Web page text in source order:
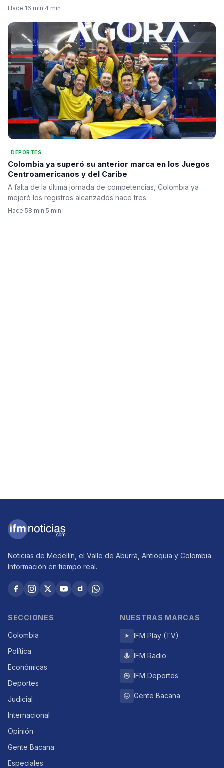
Hace 16 min·4 min
DEPORTES
Colombia ya superó su anterior marca en los Juegos
Centroamericanos y del Caribe
A falta de la última jornada de competencias, Colombia ya
mejoró los registros alcanzados hace tres…
Hace 58 min·5 min
Noticias de Medellín, el Valle de Aburrá, Antioquia y Colombia.
Información en tiempo real.
SECCIONES
Colombia
Política
Económicas
Deportes
Judicial
Internacional
Opinión
Gente Bacana
Especiales
NUESTRAS MARCAS
IFM Play (TV)
IFM Radio
IFM Deportes
Gente Bacana